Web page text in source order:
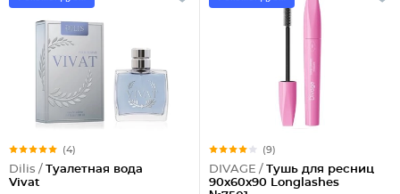
(4)
Dilis / Туалетная вода
Vivat
(9)
DIVAGE / Тушь для ресниц
90x60x90 Longlashes